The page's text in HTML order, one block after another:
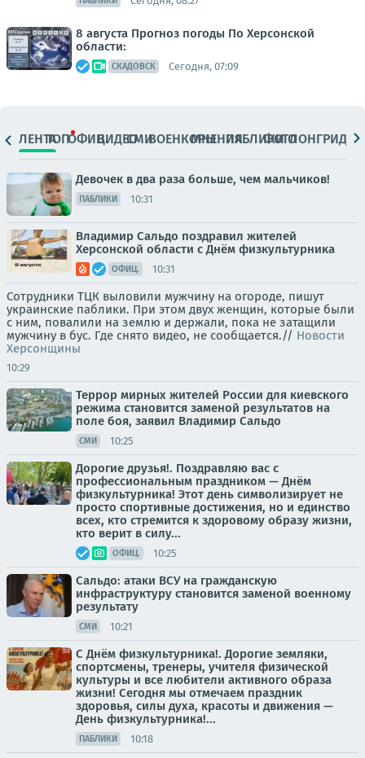
8 августа Прогноз погоды По Херсонской
области:
СКАДОВСК Сегодня, 07:09
ЛЕНТАТОПОФИЦ.ВИДЕОСМИВОЕНКОРЫМНЕНИЯПАБЛИКИ
ФОТОЛОНГРИДЫ
Девочек в два раза больше, чем мальчиков!
ПАБЛИКИ 10:31
Владимир Сальдо поздравил жителей
Херсонской области с Днём физкультурника
ОФИЦ. 10:31
Сотрудники ТЦК выловили мужчину на огороде, пишут
украинские паблики. При этом двух женщин, которые были
с ним, повалили на землю и держали, пока не затащили
мужчину в бус. Где снято видео, не сообщается.// Новости
Херсонщины
10:29
Террор мирных жителей России для киевского
режима становится заменой результатов на
поле боя, заявил Владимир Сальдо
СМИ 10:25
Дорогие друзья!. Поздравляю вас с
профессиональным праздником — Днём
физкультурника! Этот день символизирует не
просто спортивные достижения, но и единство
всех, кто стремится к здоровому образу жизни,
кто верит в силу...
ОФИЦ. 10:25
Сальдо: атаки ВСУ на гражданскую
инфраструктуру становится заменой военному
результату
СМИ 10:21
С Днём физкультурника!. Дорогие земляки,
спортсмены, тренеры, учителя физической
культуры и все любители активного образа
жизни! Сегодня мы отмечаем праздник
здоровья, силы духа, красоты и движения —
День физкультурника!...
ПАБЛИКИ 10:18